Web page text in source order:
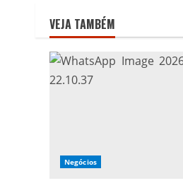
VEJA TAMBÉM
Negócios